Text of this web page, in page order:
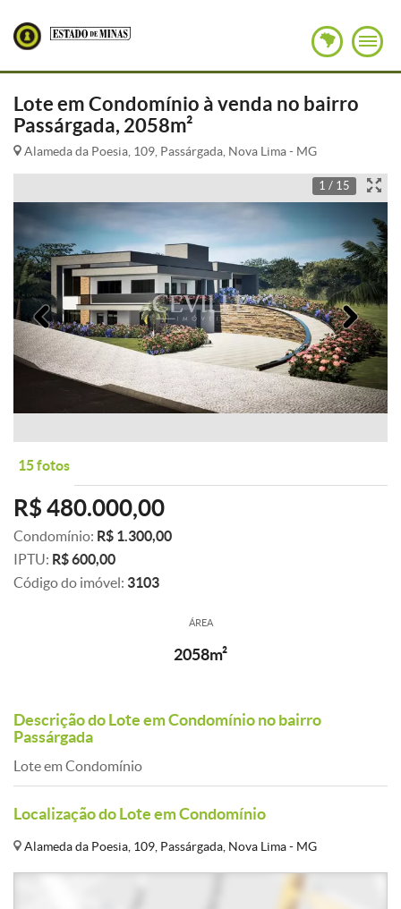
Lote em Condomínio à venda no bairro
Passárgada, 2058m²
Alameda da Poesia, 109, Passárgada, Nova Lima - MG
1 / 15
Anterior
15 fotos
R$ 480.000,00
Condomínio: R$ 1.300,00
IPTU: R$ 600,00
Código do imóvel: 3103
ÁREA
2058m²
Descrição do Lote em Condomínio no bairro
Passárgada
Lote em Condomínio
Localização do Lote em Condomínio
Alameda da Poesia, 109, Passárgada, Nova Lima - MG